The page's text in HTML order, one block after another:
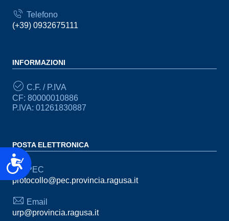
Accessibilità
Telefono
(+39) 0932675111
INFORMAZIONI
C.F. / P.IVA
CF: 80000010886
P.IVA: 01261830887
POSTA ELETTRONICA
PEC
protocollo@pec.provincia.ragusa.it
Email
urp@provincia.ragusa.it